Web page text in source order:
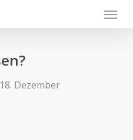
Menu
18. Dezember